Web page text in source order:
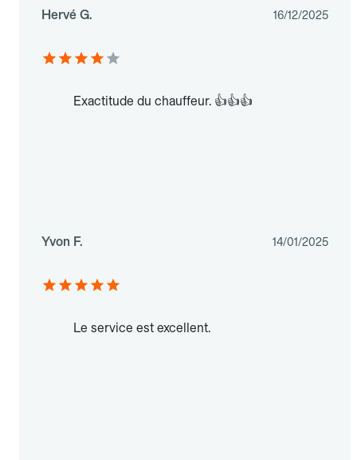
Hervé G. 16/12/2025
Exactitude du chauffeur. 👍👍👍
Yvon F. 14/01/2025
Le service est excellent.